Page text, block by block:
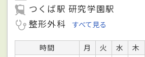
つくば駅 研究学園駅
整形外科
すべて見る
時間 月 火 水 木